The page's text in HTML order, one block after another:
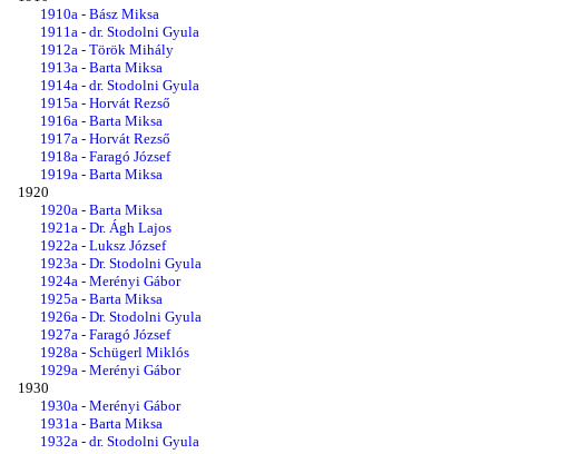
1910a - Bász Miksa
1911a - dr. Stodolni Gyula
1912a - Török Mihály
1913a - Barta Miksa
1914a - dr. Stodolni Gyula
1915a - Horvát Rezső
1916a - Barta Miksa
1917a - Horvát Rezső
1918a - Faragó József
1919a - Barta Miksa
1920
1920a - Barta Miksa
1921a - Dr. Ágh Lajos
1922a - Luksz József
1923a - Dr. Stodolni Gyula
1924a - Merényi Gábor
1925a - Barta Miksa
1926a - Dr. Stodolni Gyula
1927a - Faragó József
1928a - Schügerl Miklós
1929a - Merényi Gábor
1930
1930a - Merényi Gábor
1931a - Barta Miksa
1932a - dr. Stodolni Gyula